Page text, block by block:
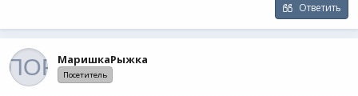
Ответить
МаришкаРыжка
Посетитель